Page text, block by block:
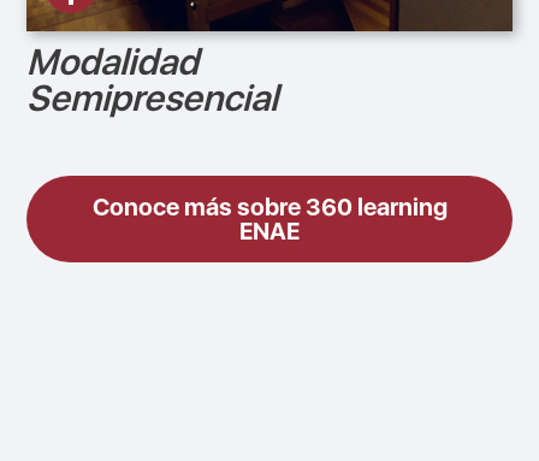
Modalidad
Semipresencial
Conoce más sobre 360 learning
ENAE